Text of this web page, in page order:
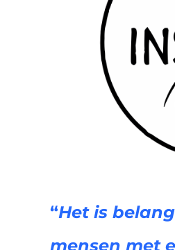
“Het is
mensen met